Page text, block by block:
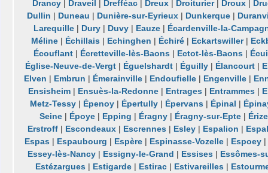
Drancy | Draveil | Drefféac | Dreux | Droiturier| Droux |
Dullin | Duneau | Dunière-sur-Eyrieux| Dunkerque|
Larequille| Dury| Duvy| Eauze| Écardenville-la-
Méline| Échillais| Echinghen | Échiré| Eckartswiller|
Écouflant | Écretteville-lès-Baons | Ectot-lès-Baons |
Église-Neuve-de-Vergt| Éguelshardt| Éguilly| Élancourt|
Elven | Embrun | Émerainville | Endoufielle | Engenville |
Ensisheim | Ensuès-la-Redonne | Entrages | Entrammes |
Metz-Tessy| Épenoy| Épertully| Épervans| Épinal |
Seine | Époye | Epping | Éragny | Éragny-sur-Epte |
Erstroff| Escondeaux| Escrennes| Esley| Espalion |
Espas | Espaubourg | Espère | Espinasse-Vozelle | Espoey
Essey-lès-Nancy | Essigny-le-Grand | Essises | Essômes-
Estézargues| Estigarde| Estirac| Estivareilles|